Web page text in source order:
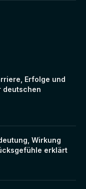
Erfolge und
deutschen
Wirkung
erklärt